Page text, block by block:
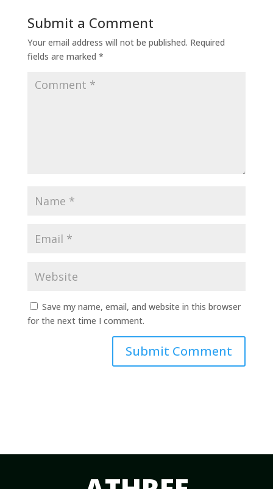
Submit a Comment
Your email address will not be published. Required
fields are marked *
Save my name, email, and website in this browser
for the next time I comment.
Submit Comment